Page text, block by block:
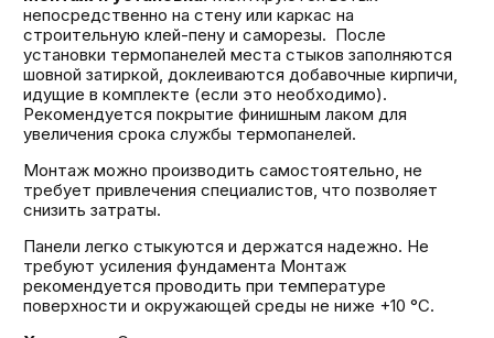
непосредственно на стену или каркас на
строительную клей-пену и саморезы. После
установки термопанелей места стыков заполняются
шовной затиркой, доклеиваются добавочные кирпичи,
идущие в комплекте (если это необходимо).
Рекомендуется покрытие финишным лаком для
увеличения срока службы термопанелей.
Монтаж можно производить самостоятельно, не
требует привлечения специалистов, что позволяет
снизить затраты.
Панели легко стыкуются и держатся надежно. Не
требуют усиления фундамента Монтаж
рекомендуется проводить при температуре
поверхности и окружающей среды не ниже +10 °С.